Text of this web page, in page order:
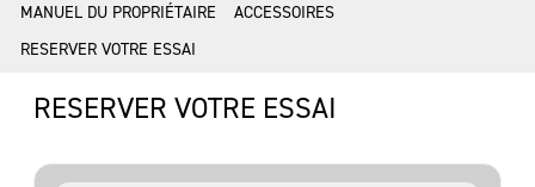
MANUEL DU PROPRIÉTAIRE
ACCESSOIRES
RESERVER VOTRE ESSAI
RESERVER VOTRE ESSAI